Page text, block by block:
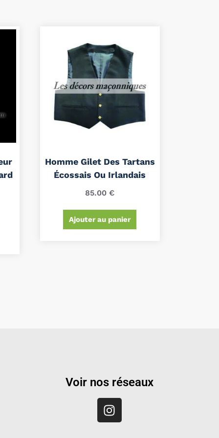
Homme Gilet Des Tartans
Écossais Ou Irlandais
85.00€
Ajouter au panier
Voir nos réseaux